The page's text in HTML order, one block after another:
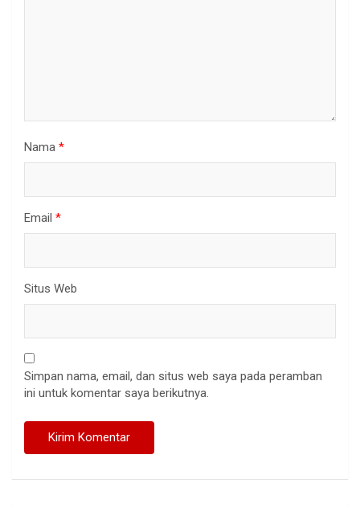
Nama *
Email *
Situs Web
Simpan nama, email, dan situs web saya pada peramban
ini untuk komentar saya berikutnya.